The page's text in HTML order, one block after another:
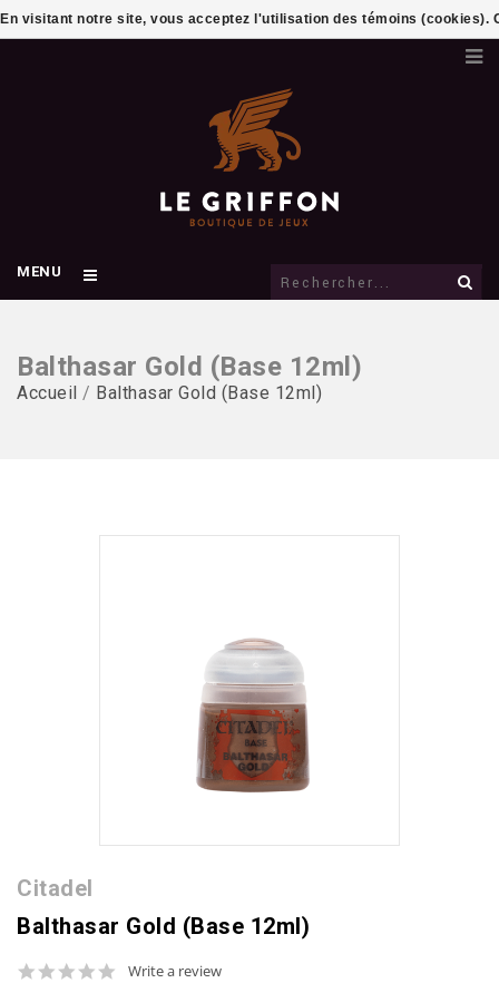
MENU
Balthasar Gold (Base 12ml)
Accueil / Balthasar Gold (Base 12ml)
Citadel
Balthasar Gold (Base 12ml)
0.0
Write a review
En visitant notre site, vous acceptez l'utilisation des témoins